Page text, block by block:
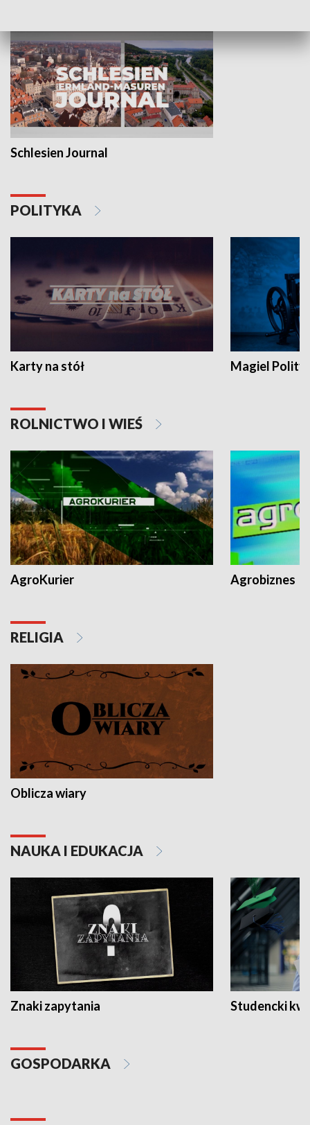
Schlesien Journal
POLITYKA
Karty na stół Magiel
ROLNICTWO I WIEŚ
AgroKurier Agrobiznes
RELIGIA
Oblicza wiary
NAUKA I EDUKACJA
Znaki zapytania Studencki
GOSPODARKA